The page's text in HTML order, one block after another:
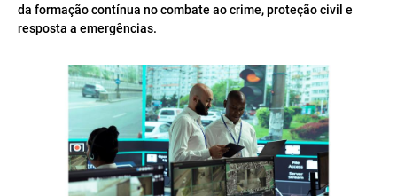
da formação contínua no combate ao crime, proteção civil e
resposta a emergências.